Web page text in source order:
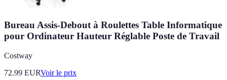
Bureau Assis-Debout à Roulettes Table Informatique
pour Ordinateur Hauteur Réglable Poste de Travail
Costway
72.99 EURVoir le prix